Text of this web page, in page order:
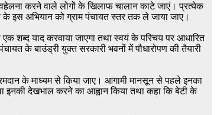
करने वाले लोगों के खिलाफ चालान काटे जाएं। प्रत्येक
इस अभियान को ग्राम पंचायत स्तर तक ले जाया जाए।
शब्द याद करवाया जाएगा तथा स्वयं के परिचय पर आधारित
के बाउंड्री युक्त सरकारी भवनों में पौधारोपण की तैयारी
के माध्यम से किया जाए। आगामी मानसून से पहले इनका
इनकी देखभाल करने का आह्वान किया तथा कहा कि बेटी के